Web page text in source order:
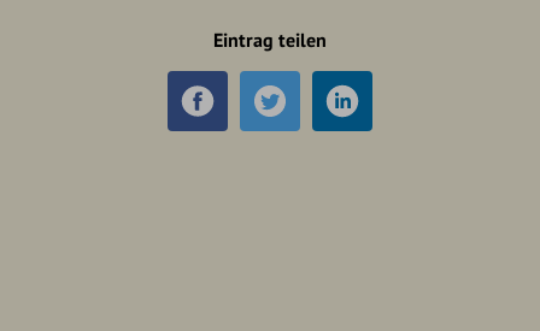
Eintrag teilen